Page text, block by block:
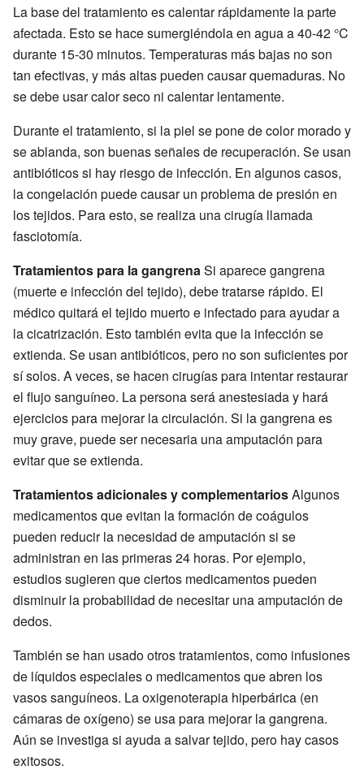
La base del tratamiento es calentar rápidamente la parte
afectada. Esto se hace sumergiéndola en agua a 40-42 °C
durante 15-30 minutos. Temperaturas más bajas no son
tan efectivas, y más altas pueden causar quemaduras. No
se debe usar calor seco ni calentar lentamente.
Durante el tratamiento, si la piel se pone de color morado y
se ablanda, son buenas señales de recuperación. Se usan
antibióticos si hay riesgo de infección. En algunos casos,
la congelación puede causar un problema de presión en
los tejidos. Para esto, se realiza una cirugía llamada
fasciotomía.
Tratamientos para la gangrenaSi aparece gangrena
(muerte e infección del tejido), debe tratarse rápido. El
médico quitará el tejido muerto e infectado para ayudar a
la cicatrización. Esto también evita que la infección se
extienda. Se usan antibióticos, pero no son suficientes por
sí solos. A veces, se hacen cirugías para intentar restaurar
el flujo sanguíneo. La persona será anestesiada y hará
ejercicios para mejorar la circulación. Si la gangrena es
muy grave, puede ser necesaria una amputación para
evitar que se extienda.
Tratamientos adicionales y complementariosAlgunos
medicamentos que evitan la formación de coágulos
pueden reducir la necesidad de amputación si se
administran en las primeras 24 horas. Por ejemplo,
estudios sugieren que ciertos medicamentos pueden
disminuir la probabilidad de necesitar una amputación de
dedos.
También se han usado otros tratamientos, como infusiones
de líquidos especiales o medicamentos que abren los
vasos sanguíneos. La oxigenoterapia hiperbárica (en
cámaras de oxígeno) se usa para mejorar la gangrena.
Aún se investiga si ayuda a salvar tejido, pero hay casos
exitosos.